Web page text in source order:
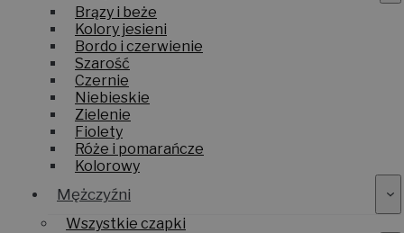
Brązy i beże
Kolory jesieni
Bordo i czerwienie
Szarość
Czernie
Niebieskie
Zielenie
Fiolety
Róże i pomarańcze
Kolorowy
Mężczyźni
Wszystkie czapki